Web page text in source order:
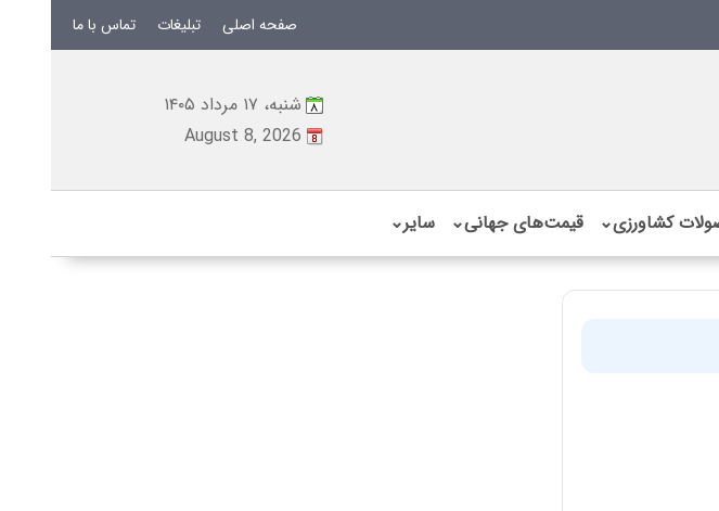
صفحه اصلی تبلیغات تماس با ما
شنبه، ۱۷ مرداد ۱۴۰۵
August 8, 2026
کشاورزی⌄ قیمت‌های جهانی⌄ سایر⌄